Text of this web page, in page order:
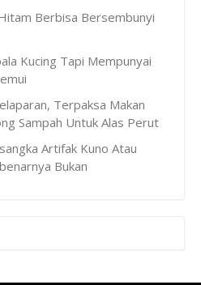
Berbisa Bersembunyi
Kucing Tapi Mempunyai
Terpaksa Makan
Sampah Untuk Alas Perut
Artifak Kuno Atau
Bukan